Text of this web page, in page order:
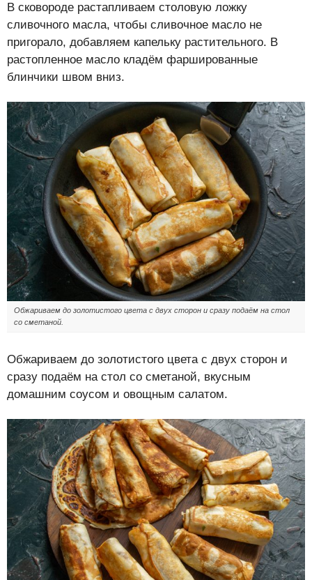
В сковороде растапливаем столовую ложку
сливочного масла, чтобы сливочное масло не
пригорало, добавляем капельку растительного. В
растопленное масло кладём фаршированные
блинчики швом вниз.
Обжариваем до золотистого цвета с двух сторон и сразу подаём на стол
со сметаной.
Обжариваем до золотистого цвета с двух сторон и
сразу подаём на стол со сметаной, вкусным
домашним соусом и овощным салатом.